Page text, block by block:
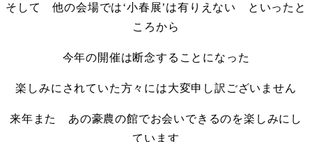
そして 他の会場では‘小春展’は有りえない といったと
ころから
今年の開催は断念することになった
楽しみにされていた方々には大変申し訳ございません
来年また あの豪農の館でお会いできるのを楽しみにし
ています